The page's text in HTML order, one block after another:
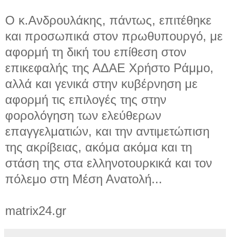
Ο κ.Ανδρουλάκης, πάντως, επιτέθηκε
και προσωπικά στον πρωθυπουργό, με
αφορμή τη δική του επίθεση στον
επικεφαλής της ΑΔΑΕ Χρήστο Ράμμο,
αλλά και γενικά στην κυβέρνηση με
αφορμή τις επιλογές της στην
φορολόγηση των ελεύθερων
επαγγελματιών, και την αντιμετώπιση
της ακρίβειας, ακόμα ακόμα και τη
στάση της στα ελληνοτουρκικά και τον
πόλεμο στη Μέση Ανατολή...
matrix24.gr